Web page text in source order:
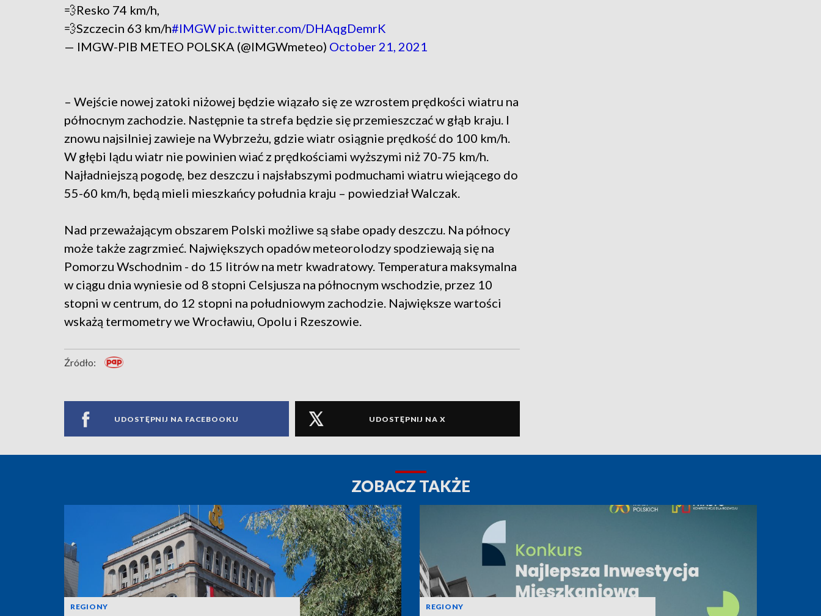
💨Resko 74 km/h,
💨Szczecin 63 km/h#IMGW pic.twitter.com/DHAqgDemrK
— IMGW-PIB METEO POLSKA (@IMGWmeteo) October 21, 2021
– Wejście nowej zatoki niżowej będzie wiązało się ze wzrostem prędkości wiatru na
północnym zachodzie. Następnie ta strefa będzie się przemieszczać w głąb kraju. I
znowu najsilniej zawieje na Wybrzeżu, gdzie wiatr osiągnie prędkość do 100 km/h.
W głębi lądu wiatr nie powinien wiać z prędkościami wyższymi niż 70-75 km/h.
Najładniejszą pogodę, bez deszczu i najsłabszymi podmuchami wiatru wiejącego do
55-60 km/h, będą mieli mieszkańcy południa kraju – powiedział Walczak.
Nad przeważającym obszarem Polski możliwe są słabe opady deszczu. Na północy
może także zagrzmieć. Największych opadów meteorolodzy spodziewają się na
Pomorzu Wschodnim - do 15 litrów na metr kwadratowy. Temperatura maksymalna
w ciągu dnia wyniesie od 8 stopni Celsjusza na północnym wschodzie, przez 10
stopni w centrum, do 12 stopni na południowym zachodzie. Największe wartości
wskażą termometry we Wrocławiu, Opolu i Rzeszowie.
Źródło:
UDOSTĘPNIJ NA FACEBOOKU UDOSTĘPNIJ NA X
ZOBACZ TAKŻE
REGIONY REGIONY